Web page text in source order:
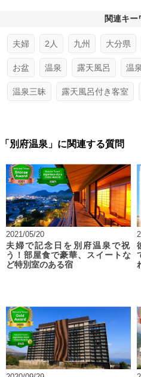
関連キー
夫婦 2人 九州 大分県
お盆 温泉 露天風呂 温
温泉三昧 露天風呂付き客室
「別府温泉」に関連する質問
2021/05/20
夫婦で記念日を別府温泉で祝
う！部屋食で豪華、スイートな
ど特別室のある宿